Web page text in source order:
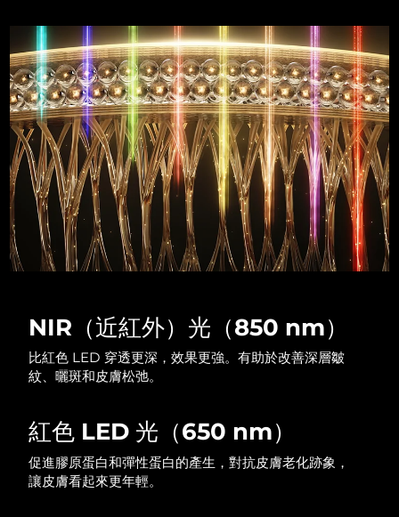
NIR（近紅外）光（850 nm）
比紅色 LED 穿透更深，效果更強。有助於改善深層皺
紋、曬斑和皮膚松弛。
紅色 LED 光（650 nm）
促進膠原蛋白和彈性蛋白的產生，對抗皮膚老化跡象，
讓皮膚看起來更年輕。
全部購買
FOREO APP
關於我們
日本 預計送達日期 8/13/26
澤西島 預計送達日期8/15/26
哈薩克 預計送達日期8/12/26
科威特 預計送達日期8/10/26
拉脫維亞 預計送達日期8/10/26
黎巴嫩 預計送達日期8/11/26
盧森堡 預計送達日期 8/10/26
中國澳門特別行政區 預計送達日期8/12/26
預計送達日期
墨西哥